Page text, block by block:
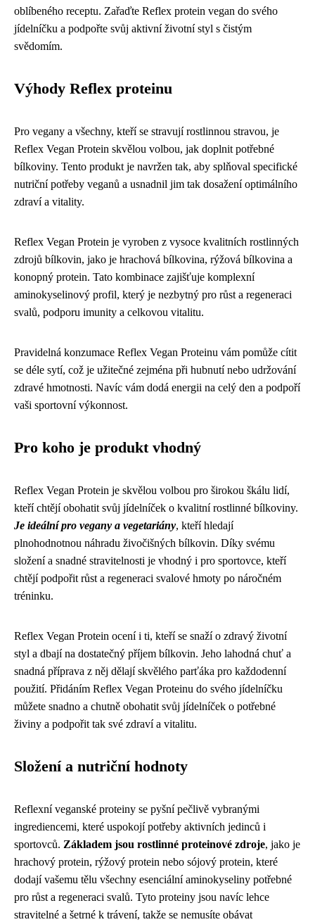
oblíbeného receptu. Zařaďte Reflex protein vegan do svého
jídelníčku a podpořte svůj aktivní životní styl s čistým
svědomím.
Výhody Reflex proteinu
Pro vegany a všechny, kteří se stravují rostlinnou stravou, je
Reflex Vegan Protein skvělou volbou, jak doplnit potřebné
bílkoviny. Tento produkt je navržen tak, aby splňoval specifické
nutriční potřeby veganů a usnadnil jim tak dosažení optimálního
zdraví a vitality.
Reflex Vegan Protein je vyroben z vysoce kvalitních rostlinných
zdrojů bílkovin, jako je hrachová bílkovina, rýžová bílkovina a
konopný protein. Tato kombinace zajišťuje komplexní
aminokyselinový profil, který je nezbytný pro růst a regeneraci
svalů, podporu imunity a celkovou vitalitu.
Pravidelná konzumace Reflex Vegan Proteinu vám pomůže cítit
se déle sytí, což je užitečné zejména při hubnutí nebo udržování
zdravé hmotnosti. Navíc vám dodá energii na celý den a podpoří
vaši sportovní výkonnost.
Pro koho je produkt vhodný
Reflex Vegan Protein je skvělou volbou pro širokou škálu lidí,
kteří chtějí obohatit svůj jídelníček o kvalitní rostlinné bílkoviny.
Je ideální pro vegany a vegetariány, kteří hledají
plnohodnotnou náhradu živočišných bílkovin. Díky svému
složení a snadné stravitelnosti je vhodný i pro sportovce, kteří
chtějí podpořit růst a regeneraci svalové hmoty po náročném
tréninku.
Reflex Vegan Protein ocení i ti, kteří se snaží o zdravý životní
styl a dbají na dostatečný příjem bílkovin. Jeho lahodná chuť a
snadná příprava z něj dělají skvělého parťáka pro každodenní
použití. Přidáním Reflex Vegan Proteinu do svého jídelníčku
můžete snadno a chutně obohatit svůj jídelníček o potřebné
živiny a podpořit tak své zdraví a vitalitu.
Složení a nutriční hodnoty
Reflexní veganské proteiny se pyšní pečlivě vybranými
ingrediencemi, které uspokojí potřeby aktivních jedinců i
sportovců. Základem jsou rostlinné proteinové zdroje, jako je
hrachový protein, rýžový protein nebo sójový protein, které
dodají vašemu tělu všechny esenciální aminokyseliny potřebné
pro růst a regeneraci svalů. Tyto proteiny jsou navíc lehce
stravitelné a šetrné k trávení, takže se nemusíte obávat